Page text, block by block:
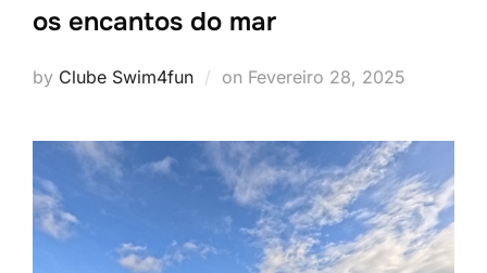
os encantos do mar
by Clube Swim4fun on Posted
Fevereiro 28, 2025